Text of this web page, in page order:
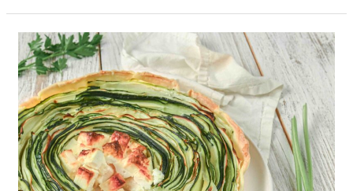
Recette
de
la
tarte
courgettes
et
feta